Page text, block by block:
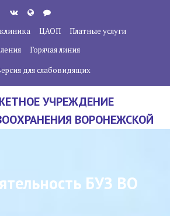
ЦАОП
Платные услуги
Горячая линия
для слабовидящих
УЧРЕЖДЕНИЕ
ВОРОНЕЖСКОЙ
ОНКОЛОГИЧЕСКИЙ
БУЗ ВО